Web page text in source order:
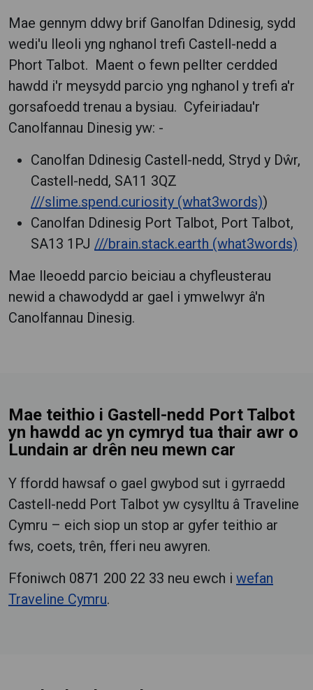
Mae gennym ddwy brif Ganolfan Ddinesig, sydd
wedi'u lleoli yng nghanol trefi Castell-nedd a
Phort Talbot. Maent o fewn pellter cerdded
hawdd i'r meysydd parcio yng nghanol y trefi a'r
gorsafoedd trenau a bysiau. Cyfeiriadau'r
Canolfannau Dinesig yw: -
Canolfan Ddinesig Castell-nedd, Stryd y Dŵr,
Castell-nedd, SA11 3QZ
///slime.spend.curiosity (what3words))
Canolfan Ddinesig Port Talbot, Port Talbot,
SA13 1PJ ///brain.stack.earth (what3words)
Mae lleoedd parcio beiciau a chyfleusterau
newid a chawodydd ar gael i ymwelwyr â'n
Canolfannau Dinesig.
Mae teithio i Gastell-nedd Port Talbot
yn hawdd ac yn cymryd tua thair awr o
Lundain ar drên neu mewn car
Y ffordd hawsaf o gael gwybod sut i gyrraedd
Castell-nedd Port Talbot yw cysylltu â Traveline
Cymru – eich siop un stop ar gyfer teithio ar
fws, coets, trên, fferi neu awyren.
Ffoniwch 0871 200 22 33 neu ewch i wefan
Traveline Cymru.